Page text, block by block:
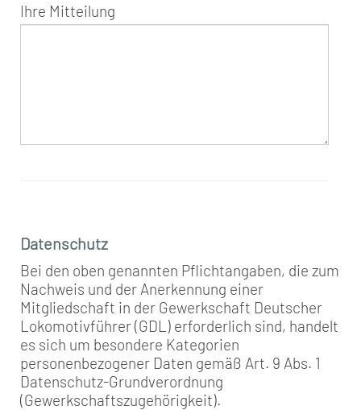
Ihre Mitteilung
Datenschutz
Bei den oben genannten Pflichtangaben, die zum
Nachweis und der Anerkennung einer
Mitgliedschaft in der Gewerkschaft Deutscher
Lokomotivführer (GDL) erforderlich sind, handelt
es sich um besondere Kategorien
personenbezogener Daten gemäß Art. 9 Abs. 1
Datenschutz-Grundverordnung
(Gewerkschaftszugehörigkeit).